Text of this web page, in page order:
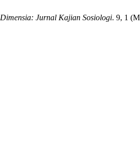
Dimensia: Jurnal Kajian Sosiologi. 9, 1